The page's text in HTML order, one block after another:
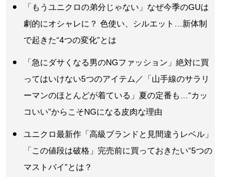
「もうユニクロの弟分じゃない」なぜ今季のGUは
劇的にオシャレに？ 色使い、シルエット…新体制
で起きた“4つの変化”とは
「急にダサくなる男のNGファッション」絶対に買
ってはいけない5つのアイテム／「山手線のサラリ
ーマンのほとんどが着ている」夏の定番も…“カッ
コいい”からこそNGになる皮肉な理由
ユニクロ最新作「高級ブランドと見間違うレベル」
「この値段は破格」完売前に買っておきたい“5つの
マストバイ”とは？